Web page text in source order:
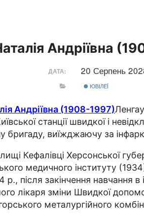
Андріївна
ДАТА: 20 Серпень
ЮВІЛЕЇ
станції швидкої і
бригаду, виїжджаючу за
Кефалівці Херсонської
медичного інституту
р., після закінчення навчання
лікаря зміни Швидкої
металургійного